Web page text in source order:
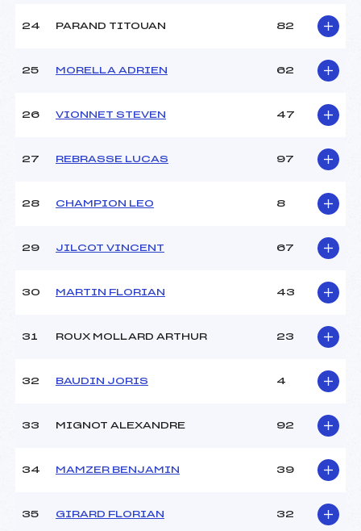
24 PARAND TITOUAN 82
25 MORELLA ADRIEN 62
26 VIONNET STEVEN 47
27 REBRASSE LUCAS 97
28 CHAMPION LEO 8
29 JILCOT VINCENT 67
30 MARTIN FLORIAN 43
31 ROUX MOLLARD ARTHUR 23
32 BAUDIN JORIS 4
33 MIGNOT ALEXANDRE 92
34 MAMZER BENJAMIN 39
35 GIRARD FLORIAN 32